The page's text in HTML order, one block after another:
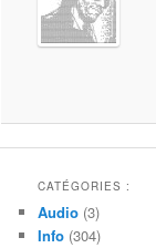
CATÉGORIES :
Audio (3)
Info (304)